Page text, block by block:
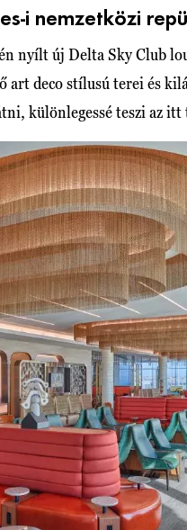
i nemzetközi
nyílt új Delta Sky Club
art deco stílusú terei és
különlegessé teszi az